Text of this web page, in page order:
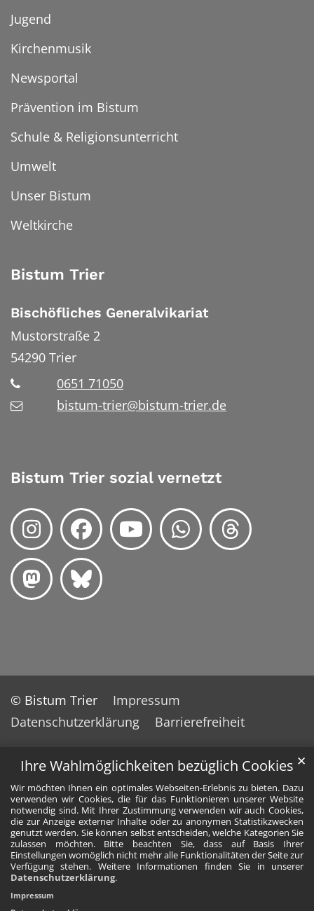
Ihre Wahlmöglichkeiten bezüglich Cookies
Wir möchten Ihnen ein optimales Webseiten-Erlebnis zu bieten. Dazu
verwenden wir Cookies, die für das Funktionieren unserer Website
notwendig sind. Mit Ihrer Zustimmung verwenden wir auch Cookies,
die zur Anzeige externer Inhalte oder zu anonymen Statistikzwecken
genutzt werden. Sie können selbst entscheiden, welche Kategorien Sie
zulassen möchten. Bitte beachten Sie, dass auf Basis Ihrer
Einstellungen womöglich nicht mehr alle Funktionalitäten der Seite zur
Verfügung stehen. Weitere Informationen finden Sie in unserer
Datenschutzerklärung.
✕
Impressum
Jugend
Kirchenmusik
Newsportal
Prävention im Bistum
Schule & Religionsunterricht
Umwelt
Unser Bistum
Weltkirche
Bistum Trier
Bischöfliches Generalvikariat
Mustorstraße 2
54290 Trier
0651 71050
bistum-trier@bistum-trier.de
Bistum Trier sozial vernetzt
© Bistum Trier
Impressum
Datenschutzerklärung
Barrierefreiheit